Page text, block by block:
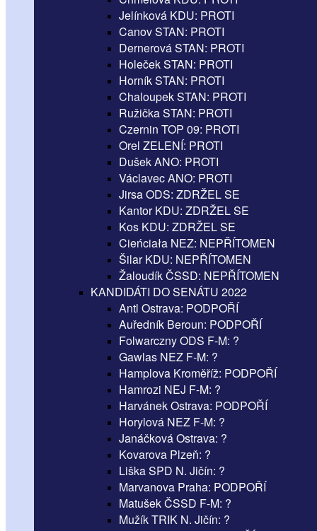
Jelínková KDU: PROTI
Canov STAN: PROTI
Dernerová STAN: PROTI
Holeček STAN: PROTI
Horník STAN: PROTI
Chaloupek STAN: PROTI
Ružička STAN: PROTI
Czernin TOP 09: PROTI
Orel ZELENÍ: PROTI
Dušek ANO: PROTI
Václavec ANO: PROTI
Jirsa ODS: ZDRŽEL SE
Kantor KDU: ZDRŽEL SE
Kos KDU: ZDRŽEL SE
Cieńciała NEZ: NEPŘÍTOMEN
Šilar KDU: NEPŘÍTOMEN
Žaloudík ČSSD: NEPŘÍTOMEN
KANDIDÁTI DO SENÁTU 2022
Antl Ostrava: PODPOŘÍ
Auředník Beroun: PODPOŘÍ
Folwarczny ODS F-M: ?
Gawlas NEZ F-M: ?
Hamplova Kroměříž: PODPOŘÍ
Hamrozi NEJ F-M: ?
Harvánek Ostrava: PODPOŘÍ
Horylová NEZ F-M: ?
Janáčková Ostrava: ?
Kovarova Plzeň: ?
Liška SPD N. Jičín: ?
Marvanova Praha: PODPOŘÍ
Matušek ČSSD F-M: ?
Mužík TRIK N. Jičín: ?